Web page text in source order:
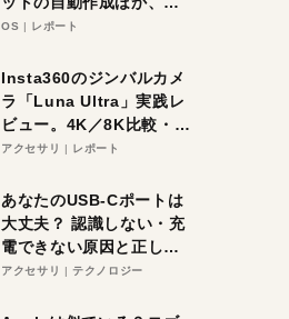
待大の便利機能5選。
る未来はすぐそこ！
OS レポート
Insta360のジンバルカメ
ラ「Luna Ultra」実践レ
ビュー。4K／8K比較・ズ
ーム・夜間撮影をチェッ
アクセサリ レポート
あなたのUSB-Cポートは
大丈夫？ 認識しない・充
電できない原因と正しい
対策
アクセサリ テクノロジー